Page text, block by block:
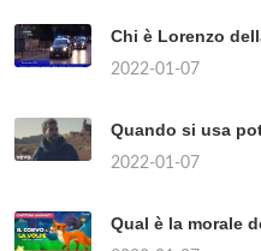
Chi è Lorenzo
2022-01-07
Quando si usa
2022-01-07
Qual è la morale